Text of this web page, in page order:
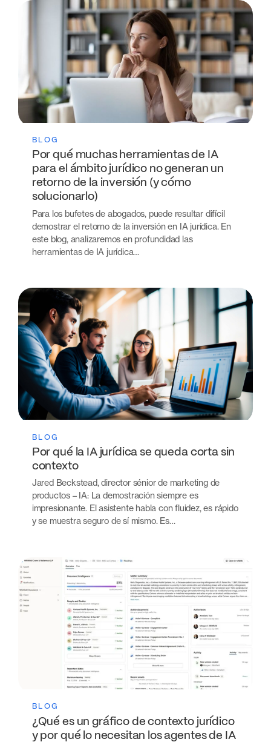
BLOG
Por qué muchas herramientas de IA
para el ámbito jurídico no generan un
retorno de la inversión (y cómo
solucionarlo)
Para los bufetes de abogados, puede resultar difícil
demostrar el retorno de la inversión en IA jurídica. En
este blog, analizaremos en profundidad las
herramientas de IA jurídica…
BLOG
Por qué la IA jurídica se queda corta sin
contexto
Jared Beckstead, director sénior de marketing de
productos – IA: La demostración siempre es
impresionante. El asistente habla con fluidez, es rápido
y se muestra seguro de sí mismo. Es…
BLOG
¿Qué es un gráfico de contexto jurídico
y por qué lo necesitan los agentes de IA